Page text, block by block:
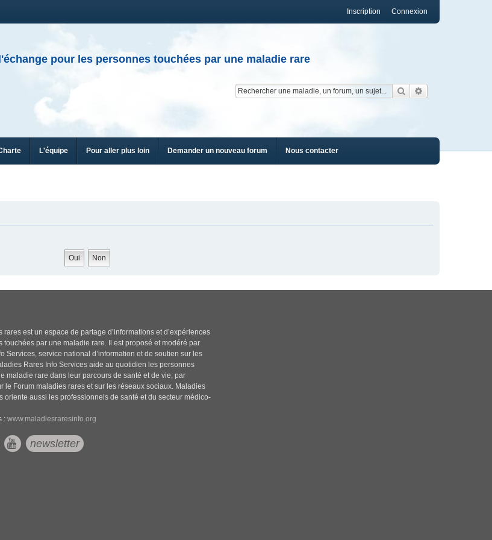
Connexion
Inscription
pour les personnes touchées par une maladie rare
Rechercher
L'équipe Pour aller plus loin Demander un nouveau forum Nous contacter
rares est un espace de partage d’informations et d’expériences
touchées par une maladie rare. Il est proposé et modéré par
Services, service national d’information et de soutien sur les
Rares Info Services aide au quotidien les personnes
maladie rare dans leur parcours de santé et de vie, par
le Forum maladies rares et sur les réseaux sociaux. Maladies
oriente aussi les professionnels de santé et du secteur médico-
:www.maladiesraresinfo.org
newsletter